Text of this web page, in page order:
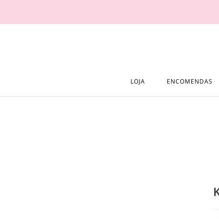
LOJA ENCOMENDAS